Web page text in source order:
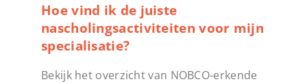
Hoe vind ik de juiste
nascholingsactiviteiten voor mijn
specialisatie?
Bekijk het overzicht van NOBCO-erkende